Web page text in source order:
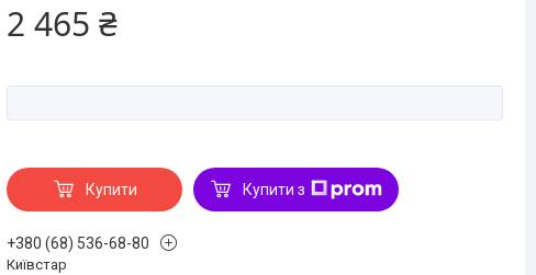
2 465 ₴
Купити Купити з
+380 (68) 536-68-80
Київстар